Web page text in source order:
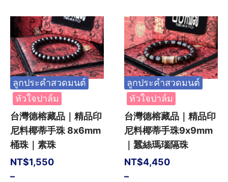
ลูกประคำสวดมนต์
หัวใจปาล์ม
台灣德榕藏品｜精品印
尼料椰蒂手珠 8x6mm
桶珠｜素珠
–
NT$1,550
ลูกประคำสวดมนต์
หัวใจปาล์ม
台灣德榕藏品｜精品印
尼料椰蒂手珠9x9mm
｜蠶絲瑪瑙隔珠
–
NT$4,450